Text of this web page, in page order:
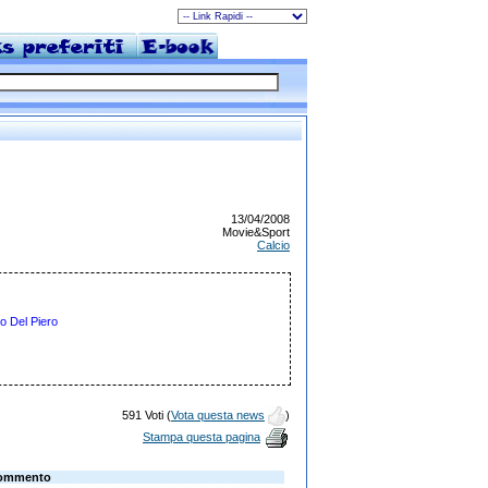
13/04/2008
Movie&Sport
Calcio
Del Piero
591 Voti (Vota questa news
)
Stampa questa pagina